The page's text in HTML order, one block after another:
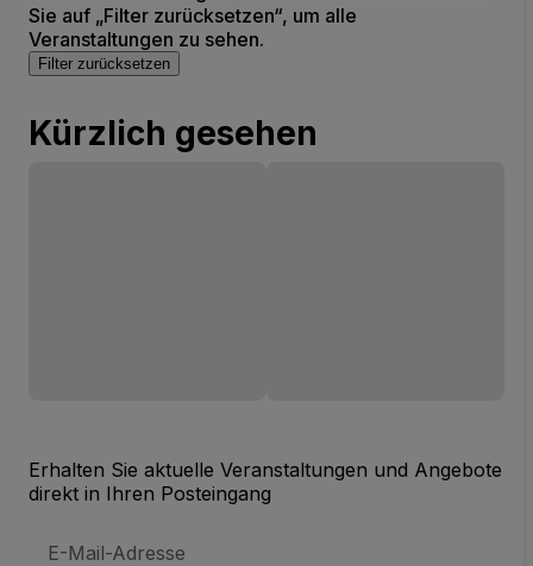
Sie auf „Filter zurücksetzen“, um alle
Veranstaltungen zu sehen.
Filter zurücksetzen
Kürzlich gesehen
Erhalten Sie aktuelle Veranstaltungen und Angebote
direkt in Ihren Posteingang
Mail-